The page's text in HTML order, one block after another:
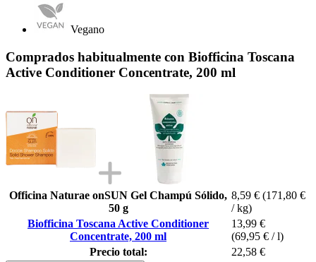
Vegano
Comprados habitualmente con Biofficina Toscana
Active Conditioner Concentrate, 200 ml
Officina Naturae onSUN Gel Champú Sólido,
50 g
8,59 € (171,80 €
/ kg)
Biofficina Toscana Active Conditioner
Concentrate, 200 ml
13,99 €
(69,95 € / l)
Precio total:
22,58 €